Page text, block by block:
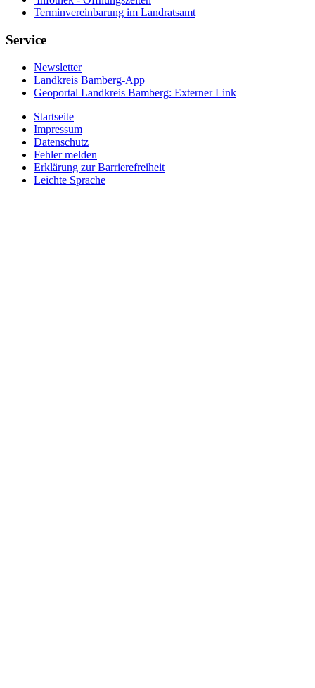
Terminvereinbarung im Landratsamt
Service
Newsletter
Landkreis Bamberg-App
Geoportal Landkreis Bamberg: Externer Link
Startseite
Impressum
Datenschutz
Fehler melden
Erklärung zur Barrierefreiheit
Leichte Sprache